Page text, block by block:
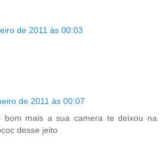
de 2011 às 00:03
de 2011 às 00:07
bom mais a sua camera te deixou na
desse jeito